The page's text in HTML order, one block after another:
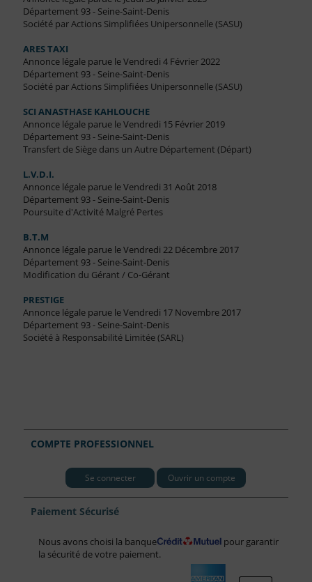
Département 93 - Seine-Saint-Denis
Société par Actions Simplifiées Unipersonnelle (SASU)
ARES TAXI
Annonce légale parue le Vendredi 4 Février 2022
Département 93 - Seine-Saint-Denis
Société par Actions Simplifiées Unipersonnelle (SASU)
SCI ANASTHASE KAHLOUCHE
Annonce légale parue le Vendredi 15 Février 2019
Département 93 - Seine-Saint-Denis
Transfert de Siège dans un Autre Département (Départ)
L.V.D.I.
Annonce légale parue le Vendredi 31 Août 2018
Département 93 - Seine-Saint-Denis
Poursuite d'Activité Malgré Pertes
B.T.M
Annonce légale parue le Vendredi 22 Décembre 2017
Département 93 - Seine-Saint-Denis
Modification du Gérant / Co-Gérant
PRESTIGE
Annonce légale parue le Vendredi 17 Novembre 2017
Département 93 - Seine-Saint-Denis
Société à Responsabilité Limitée (SARL)
COMPTE PROFESSIONNEL
Se connecter Ouvrir un compte
Paiement Sécurisé
Nous avons choisi la banque
pour garantir
la sécurité de votre paiement.